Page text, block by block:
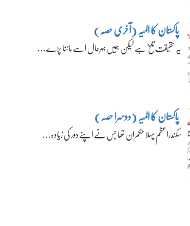
پاکستان کا المیہ (آخری حصہ)
یہ حقیقت تلخ ہے لیکن ہمیں بہرحال اسے ماننا پڑے…
پاکستان کا المیہ (دوسرا حصہ)
سکندراعظم پہلا حکمران تھا جس نے اپنے دور کی زیادہ…